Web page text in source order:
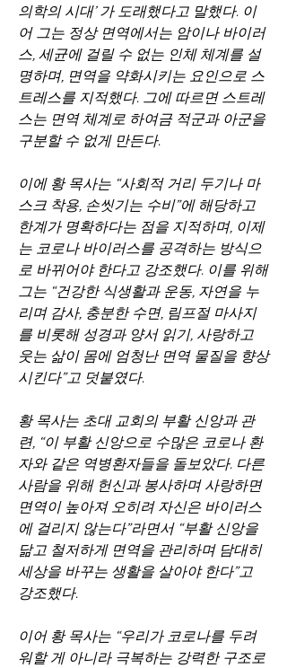
의학의 시대’ 가 도래했다고 말했다. 이
어 그는 정상 면역에서는 암이나 바이러
스, 세균에 걸릴 수 없는 인체 체계를 설
명하며, 면역을 약화시키는 요인으로 스
트레스를 지적했다. 그에 따르면 스트레
스는 면역 체계로 하여금 적군과 아군을
구분할 수 없게 만든다.
이에 황 목사는 “사회적 거리 두기나 마
스크 착용, 손씻기는 수비”에 해당하고
한계가 명확하다는 점을 지적하며, 이제
는 코로나 바이러스를 공격하는 방식으
로 바뀌어야 한다고 강조했다. 이를 위해
그는 “건강한 식생활과 운동, 자연을 누
리며 감사, 충분한 수면, 림프절 마사지
를 비롯해 성경과 양서 읽기, 사랑하고
웃는 삶이 몸에 엄청난 면역 물질을 향상
시킨다”고 덧붙였다.
황 목사는 초대 교회의 부활 신앙과 관
련, “이 부활 신앙으로 수많은 코로나 환
자와 같은 역병환자들을 돌보았다. 다른
사람을 위해 헌신과 봉사하며 사랑하면
면역이 높아져 오히려 자신은 바이러스
에 걸리지 않는다”라면서 “부활 신앙을
닮고 철저하게 면역을 관리하며 담대히
세상을 바꾸는 생활을 살아야 한다”고
강조했다.
이어 황 목사는 “우리가 코로나를 두려
워할 게 아니라 극복하는 강력한 구조로